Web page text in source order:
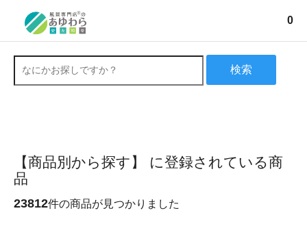
0
検索
【商品別から探す】 に登録されている商
品
23812件の商品が見つかりました